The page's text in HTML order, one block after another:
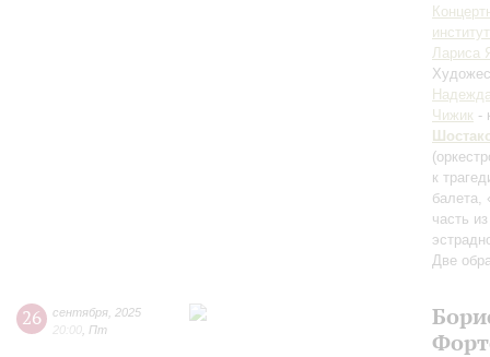
Лариса
Чижик -
к
балета,
часть
Две
26 сентября 2025
20:00 Пт